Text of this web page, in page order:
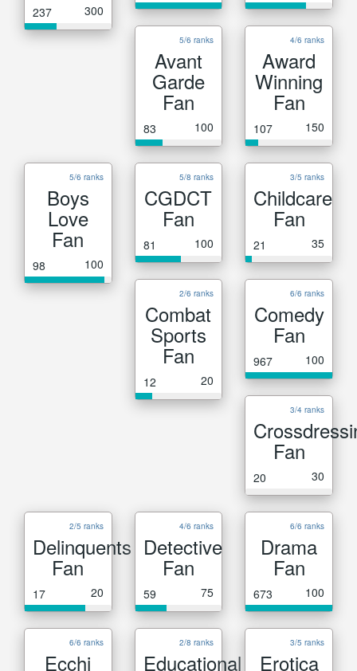
237 300
5/6 ranks
Avant
Garde
Fan
83 100
4/6 ranks
Award
Winning
Fan
107 150
5/6 ranks
Boys
Love
Fan
98 100
5/8 ranks
CGDCT
Fan
81 100
3/5 ranks
Childcare
Fan
21 35
2/6 ranks
Combat
Sports
Fan
12 20
6/6 ranks
Comedy
Fan
967 100
3/4 ranks
Fan
20 30
2/5 ranks
Delinquents
Fan
17 20
4/6 ranks
Detective
Fan
59 75
6/6 ranks
Drama
Fan
673 100
6/6 ranks
Ecchi
2/8 ranks
Educational
3/5 ranks
Erotica